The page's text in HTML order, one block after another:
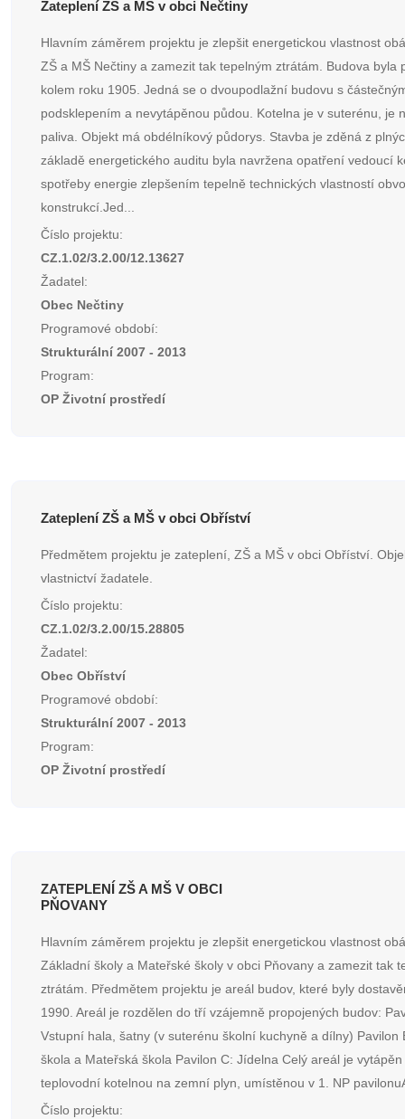
Zateplení ZŠ a MŠ v obci Nečtiny
Hlavním záměrem projektu je zlepšit energetickou vlastnost
ZŠ a MŠ Nečtiny a zamezit tak tepelným ztrátám. Budova byla
kolem roku 1905. Jedná se o dvoupodlažní budovu s
podsklepením a nevytápěnou půdou. Kotelna je v suterénu, je
paliva. Objekt má obdélníkový půdorys. Stavba je zděná z
základě energetického auditu byla navržena opatření vedoucí
spotřeby energie zlepšením tepelně technických vlastností
konstrukcí.Jed...
Číslo projektu:
CZ.1.02/3.2.00/12.13627
Žadatel:
Obec Nečtiny
Programové období:
Strukturální 2007 - 2013
Program:
OP Životní prostředí
Zateplení ZŠ a MŠ v obci Obříství
Předmětem projektu je zateplení, ZŠ a MŠ v obci Obříství.
vlastnictví žadatele.
Číslo projektu:
CZ.1.02/3.2.00/15.28805
Žadatel:
Obec Obříství
Programové období:
Strukturální 2007 - 2013
Program:
OP Životní prostředí
ZATEPLENÍ ZŠ A MŠ V OBCI
PŇOVANY
Hlavním záměrem projektu je zlepšit energetickou vlastnost
Základní školy a Mateřské školy v obci Pňovany a zamezit tak
ztrátám. Předmětem projektu je areál budov, které byly
1990. Areál je rozdělen do tří vzájemně propojených budov:
Vstupní hala, šatny (v suterénu školní kuchyně a dílny) Pavilon
škola a Mateřská škola Pavilon C: Jídelna Celý areál je
teplovodní kotelnou na zemní plyn, umístěnou v 1. NP
Číslo projektu: